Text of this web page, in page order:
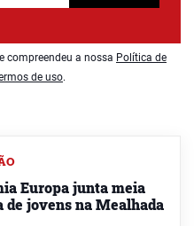
compreendeu a nossa Política de
de uso.
Europa junta meia
de jovens na Mealhada